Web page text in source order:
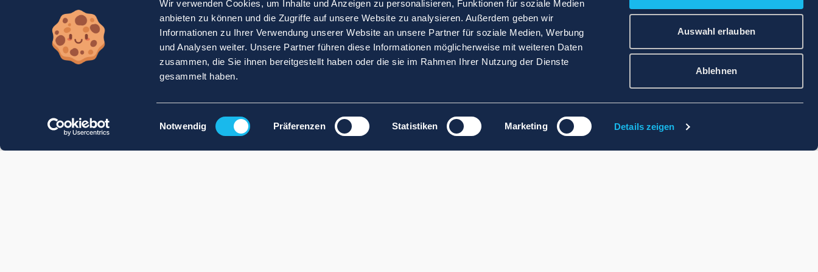
Wir verwenden Cookies, um Inhalte und Anzeigen zu personalisieren, Funktionen für soziale Medien
anbieten zu können und die Zugriffe auf unsere Website zu analysieren. Außerdem geben wir
Informationen zu Ihrer Verwendung unserer Website an unsere Partner für soziale Medien, Werbung
und Analysen weiter. Unsere Partner führen diese Informationen möglicherweise mit weiteren Daten
zusammen, die Sie ihnen bereitgestellt haben oder die sie im Rahmen Ihrer Nutzung der Dienste
gesammelt haben.
Einwilligungsauswahl
Notwendig Präferenzen Statistiken Marketing Details zeigen
Auswahl erlauben
Ablehnen